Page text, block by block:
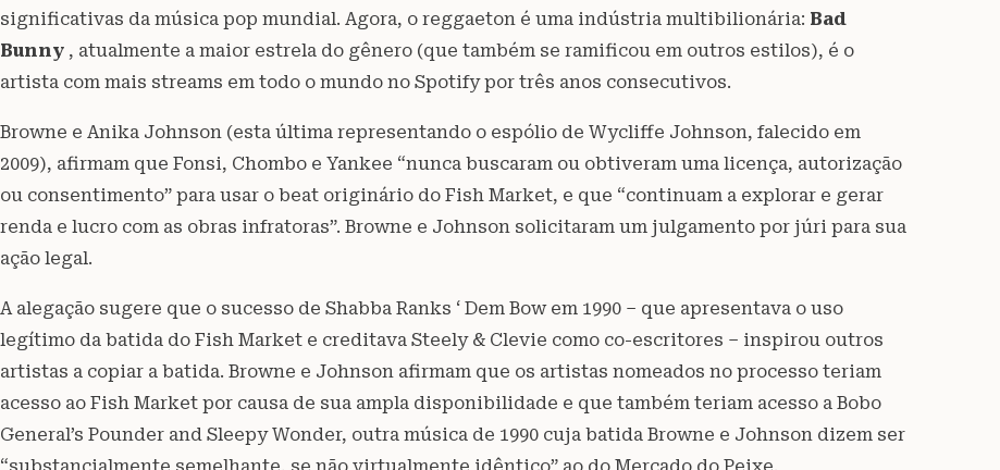
significativas da música pop mundial. Agora, o reggaeton é uma indústria multibilionária: Bad
Bunny , atualmente a maior estrela do gênero (que também se ramificou em outros estilos), é o
artista com mais streams em todo o mundo no Spotify por três anos consecutivos.
Browne e Anika Johnson (esta última representando o espólio de Wycliffe Johnson, falecido em
2009), afirmam que Fonsi, Chombo e Yankee “nunca buscaram ou obtiveram uma licença, autorização
ou consentimento” para usar o beat originário do Fish Market, e que “continuam a explorar e gerar
renda e lucro com as obras infratoras”. Browne e Johnson solicitaram um julgamento por júri para sua
ação legal.
A alegação sugere que o sucesso de Shabba Ranks ‘ Dem Bow em 1990 – que apresentava o uso
legítimo da batida do Fish Market e creditava Steely & Clevie como co-escritores – inspirou outros
artistas a copiar a batida. Browne e Johnson afirmam que os artistas nomeados no processo teriam
acesso ao Fish Market por causa de sua ampla disponibilidade e que também teriam acesso a Bobo
General’s Pounder and Sleepy Wonder, outra música de 1990 cuja batida Browne e Johnson dizem ser